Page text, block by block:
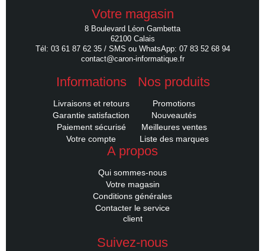
Votre magasin
8 Boulevard Léon Gambetta
62100 Calais
Tél: 03 61 87 62 35 / SMS ou WhatsApp: 07 83 52 68 94
contact@caron-informatique.fr
Informations
Livraisons et retours
Garantie satisfaction
Paiement sécurisé
Votre compte
Nos produits
Promotions
Nouveautés
Meilleures ventes
Liste des marques
A propos
Qui sommes-nous
Votre magasin
Conditions générales
Contacter le service
client
Suivez-nous